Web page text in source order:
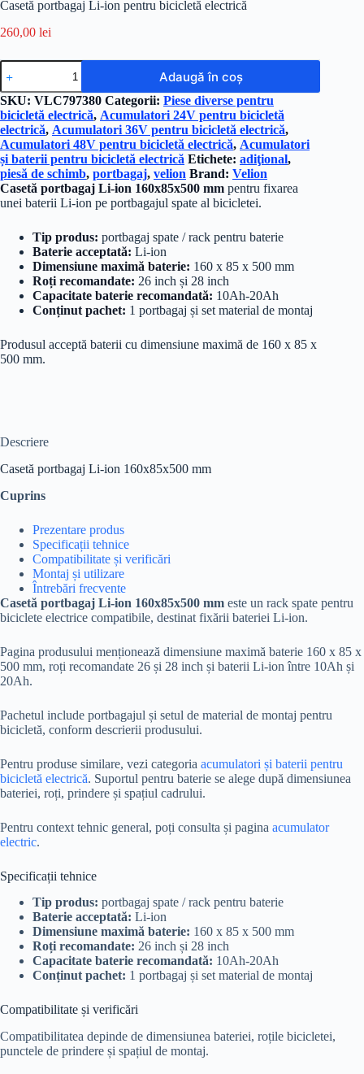
Casetă portbagaj Li-ion pentru bicicletă electrică
260,00 lei
Cantitate
Casetă
portbagaj
Li-
ion
pentru
bicicletă
electrică
Adaugă în coș
SKU: VLC797380 Categorii: Piese diverse pentru
bicicletă electrică, Acumulatori 24V pentru bicicletă
electrică, Acumulatori 36V pentru bicicletă electrică,
Acumulatori 48V pentru bicicletă electrică, Acumulatori
și baterii pentru bicicletă electrică Etichete: adiţional,
piesă de schimb, portbagaj, velion Brand: Velion
Casetă portbagaj Li-ion 160x85x500 mm pentru fixarea
unei baterii Li-ion pe portbagajul spate al bicicletei.
Tip produs: portbagaj spate / rack pentru baterie
Baterie acceptată: Li-ion
Dimensiune maximă baterie: 160 x 85 x 500 mm
Roți recomandate: 26 inch și 28 inch
Capacitate baterie recomandată: 10Ah-20Ah
Conținut pachet: 1 portbagaj și set material de montaj
Produsul acceptă baterii cu dimensiune maximă de 160 x 85 x
500 mm.
Descriere
Casetă portbagaj Li-ion 160x85x500 mm
Cuprins
Prezentare produs
Specificații tehnice
Compatibilitate și verificări
Montaj și utilizare
Întrebări frecvente
Casetă portbagaj Li-ion 160x85x500 mm este un rack spate pentru
biciclete electrice compatibile, destinat fixării bateriei Li-ion.
Pagina produsului menționează dimensiune maximă baterie 160 x 85 x
500 mm, roți recomandate 26 și 28 inch și baterii Li-ion între 10Ah și
20Ah.
Pachetul include portbagajul și setul de material de montaj pentru
bicicletă, conform descrierii produsului.
Pentru produse similare, vezi categoria acumulatori și baterii pentru
bicicletă electrică. Suportul pentru baterie se alege după dimensiunea
bateriei, roți, prindere și spațiul cadrului.
Pentru context tehnic general, poți consulta și pagina acumulator
electric.
Specificații tehnice
Tip produs: portbagaj spate / rack pentru baterie
Baterie acceptată: Li-ion
Dimensiune maximă baterie: 160 x 85 x 500 mm
Roți recomandate: 26 inch și 28 inch
Capacitate baterie recomandată: 10Ah-20Ah
Conținut pachet: 1 portbagaj și set material de montaj
Compatibilitate și verificări
Compatibilitatea depinde de dimensiunea bateriei, roțile bicicletei,
punctele de prindere și spațiul de montaj.